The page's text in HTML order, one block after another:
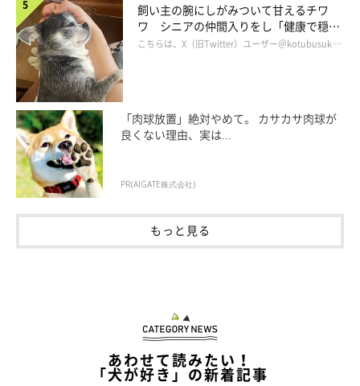
飼い主の腕にしがみついて甘えるチワ
ワ シニアの仲間入りをし「健康で穏や
かな暮らしが続いてほしい」と願う
こちらは、X（旧Twitter）ユーザー＠kotubusuk …
「肉球放置」絶対やめて。 カサカサ肉球が
良くない理由、実は...
PR(AIGATE株式会社)
もっと見る
あわせて読みたい！
「犬が好き」の新着記事